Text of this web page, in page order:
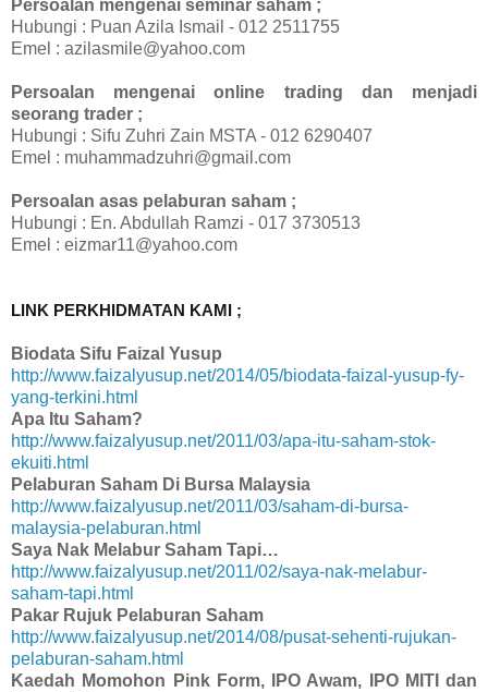
Persoalan mengenai seminar saham ;
Hubungi : Puan Azila Ismail - 012 2511755
Emel : azilasmile@yahoo.com
Persoalan mengenai online trading dan menjadi
seorang trader ;
Hubungi : Sifu Zuhri Zain MSTA - 012 6290407
Emel : muhammadzuhri@gmail.com
Persoalan asas pelaburan saham ;
Hubungi : En. Abdullah Ramzi - 017 3730513
Emel : eizmar11@yahoo.com
LINK PERKHIDMATAN KAMI ;
Biodata Sifu Faizal Yusup
http://www.faizalyusup.net/2014/05/biodata-faizal-yusup-fy-
yang-terkini.html
Apa Itu Saham?
http://www.faizalyusup.net/2011/03/apa-itu-saham-stok-
ekuiti.html
Pelaburan Saham Di Bursa Malaysia
http://www.faizalyusup.net/2011/03/saham-di-bursa-
malaysia-pelaburan.html
Saya Nak Melabur Saham Tapi…
http://www.faizalyusup.net/2011/02/saya-nak-melabur-
saham-tapi.html
Pakar Rujuk Pelaburan Saham
http://www.faizalyusup.net/2014/08/pusat-sehenti-rujukan-
pelaburan-saham.html
Kaedah Momohon Pink Form, IPO Awam, IPO MITI dan